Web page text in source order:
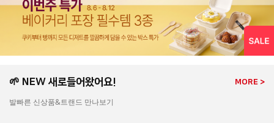
🌱 NEW 새로들어왔어요! MORE >
발빠른 신상품&트랜드 만나보기